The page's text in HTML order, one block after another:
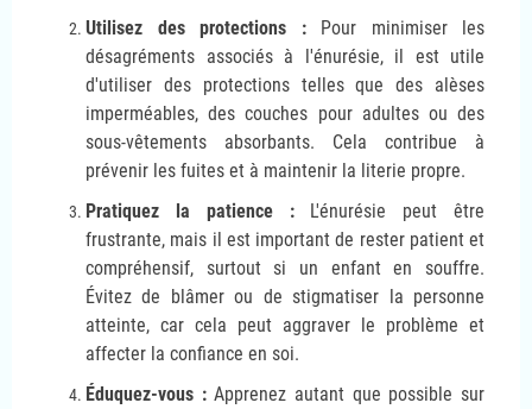
Utilisez des protections :Pour minimiser les
désagréments associés à l'énurésie, il est utile
d'utiliser des protections telles que des alèses
imperméables, des couches pour adultes ou des
sous-vêtements absorbants. Cela contribue à
prévenir les fuites et à maintenir la literie propre.
Pratiquez la patience :L'énurésie peut être
frustrante, mais il est important de rester patient et
compréhensif, surtout si un enfant en souffre.
Évitez de blâmer ou de stigmatiser la personne
atteinte, car cela peut aggraver le problème et
affecter la confiance en soi.
Éduquez-vous :Apprenez autant que possible sur